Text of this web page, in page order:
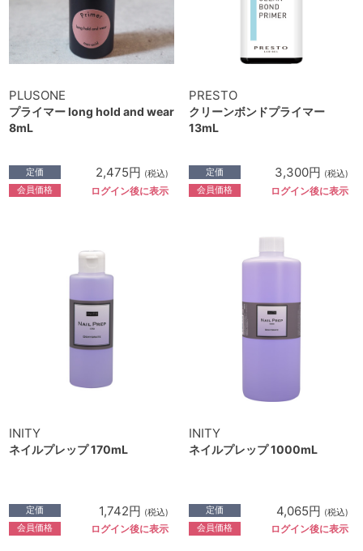
PLUSONE
プライマー long hold and wear
8mL
定価 2,475円 (税込)
会員価格 ログイン後に表示
PRESTO
クリーンボンドプライマー
13mL
定価 3,300円 (税込)
会員価格 ログイン後に表示
INITY
ネイルプレップ 170mL
定価 1,742円 (税込)
会員価格 ログイン後に表示
INITY
ネイルプレップ 1000mL
定価 4,065円 (税込)
会員価格 ログイン後に表示